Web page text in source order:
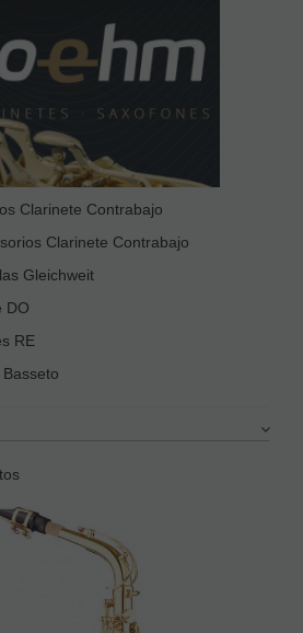
Clarinete Contrabajo
Clarinete Contrabajo
DO
RE